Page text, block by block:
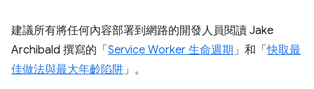
建議所有將任何內容部署到網路的開發人員閱讀 Jake
Archibald 撰寫的「 Service Worker 生命週期 」和「快取最
佳做法與最大年齡陷阱」。